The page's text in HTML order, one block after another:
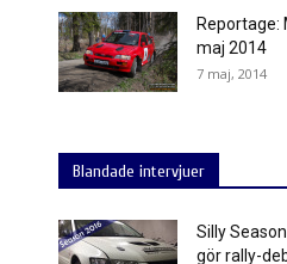
Reportage:
maj 2014
7 maj, 2014
Blandade intervjuer
Silly
gör rally-